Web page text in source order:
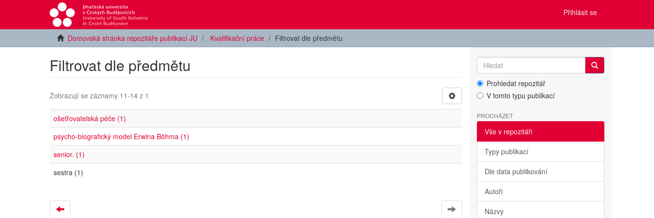
Přihlásit se
Domovská stránka repozitáře publikací JU Kvalifikační práce Filtrovat dle předmětu
Filtrovat dle předmětu
Zobrazují se záznamy 11-14 z 1
ošetřovatelská péče (1)
psycho-biografický model Erwina Böhma (1)
senior. (1)
sestra (1)
Prohledat repozitář
V tomto typu publikací
PROCHÁZET
Vše v repozitáři
Typy publikací
Dle data publikování
Autoři
Názvy